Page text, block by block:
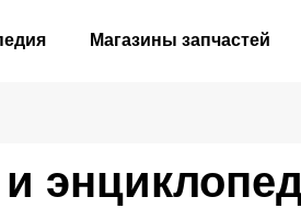
Магазины запчастей